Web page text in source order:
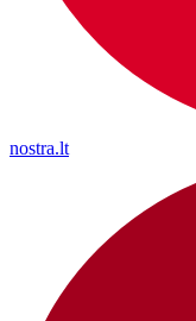
nostra.lt